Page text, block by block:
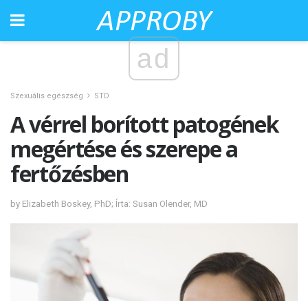
ad
Szexuális egészség STD
A vérrel borított patogének
megértése és szerepe a
fertőzésben
by Elizabeth Boskey, PhD; Írta: Susan Olender, MD